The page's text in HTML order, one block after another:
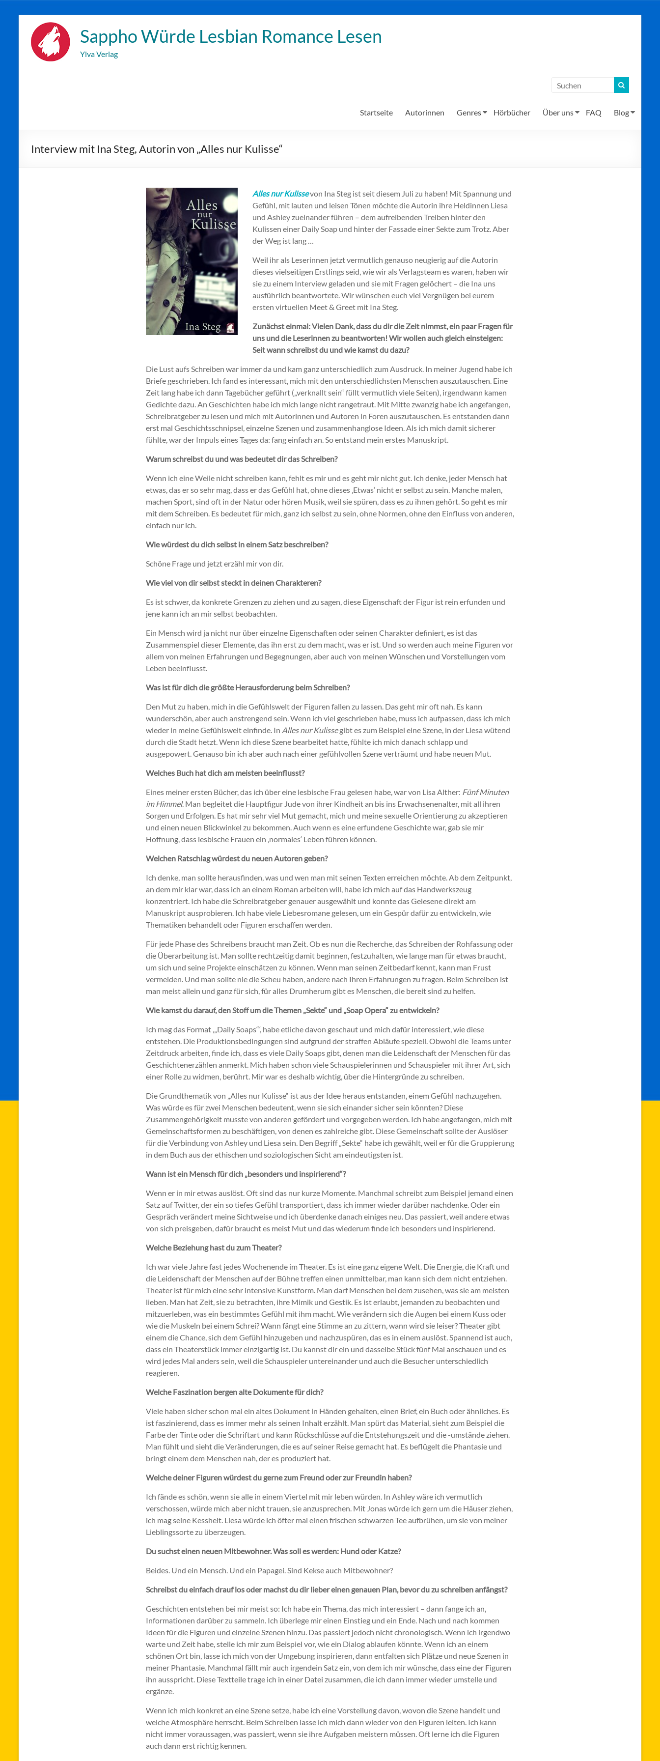
Inhalt
wechseln
Sappho Würde Lesbian Romance Lesen
Ylva Verlag
Startseite Autorinnen Genres Hörbücher Über uns FAQ Blog
Interview mit Ina Steg, Autorin von „Alles nur Kulisse“
Alles nur Kulissevon Ina Steg ist seit diesem Juli zu haben! Mit Spannung und
Gefühl, mit lauten und leisen Tönen möchte die Autorin ihre Heldinnen Liesa
und Ashley zueinander führen – dem aufreibenden Treiben hinter den
Kulissen einer Daily Soap und hinter der Fassade einer Sekte zum Trotz. Aber
der Weg ist lang …
Weil ihr als Leserinnen jetzt vermutlich genauso neugierig auf die Autorin
dieses vielseitigen Erstlings seid, wie wir als Verlagsteam es waren, haben wir
sie zu einem Interview geladen und sie mit Fragen gelöchert – die Ina uns
ausführlich beantwortete. Wir wünschen euch viel Vergnügen bei eurem
ersten virtuellen Meet & Greet mit Ina Steg.
Zunächst einmal: Vielen Dank, dass du dir die Zeit nimmst, ein paar Fragen für
uns und die Leserinnen zu beantworten! Wir wollen auch gleich einsteigen:
Seit wann schreibst du und wie kamst du dazu?
Die Lust aufs Schreiben war immer da und kam ganz unterschiedlich zum Ausdruck. In meiner Jugend habe ich
Briefe geschrieben. Ich fand es interessant, mich mit den unterschiedlichsten Menschen auszutauschen. Eine
Zeit lang habe ich dann Tagebücher geführt („verknallt sein“ füllt vermutlich viele Seiten), irgendwann kamen
Gedichte dazu. An Geschichten habe ich mich lange nicht rangetraut. Mit Mitte zwanzig habe ich angefangen,
Schreibratgeber zu lesen und mich mit Autorinnen und Autoren in Foren auszutauschen. Es entstanden dann
erst mal Geschichtsschnipsel, einzelne Szenen und zusammenhanglose Ideen. Als ich mich damit sicherer
fühlte, war der Impuls eines Tages da: fang einfach an. So entstand mein erstes Manuskript.
Warum schreibst du und was bedeutet dir das Schreiben?
Wenn ich eine Weile nicht schreiben kann, fehlt es mir und es geht mir nicht gut. Ich denke, jeder Mensch hat
etwas, das er so sehr mag, dass er das Gefühl hat, ohne dieses ‚Etwas‘ nicht er selbst zu sein. Manche malen,
machen Sport, sind oft in der Natur oder hören Musik, weil sie spüren, dass es zu ihnen gehört. So geht es mir
mit dem Schreiben. Es bedeutet für mich, ganz ich selbst zu sein, ohne Normen, ohne den Einfluss von anderen,
einfach nur ich.
Wie würdest du dich selbst in einem Satz beschreiben?
Schöne Frage und jetzt erzähl mir von dir.
Wie viel von dir selbst steckt in deinen Charakteren?
Es ist schwer, da konkrete Grenzen zu ziehen und zu sagen, diese Eigenschaft der Figur ist rein erfunden und
jene kann ich an mir selbst beobachten.
Ein Mensch wird ja nicht nur über einzelne Eigenschaften oder seinen Charakter definiert, es ist das
Zusammenspiel dieser Elemente, das ihn erst zu dem macht, was er ist. Und so werden auch meine Figuren vor
allem von meinen Erfahrungen und Begegnungen, aber auch von meinen Wünschen und Vorstellungen vom
Leben beeinflusst.
Was ist für dich die größte Herausforderung beim Schreiben?
Den Mut zu haben, mich in die Gefühlswelt der Figuren fallen zu lassen. Das geht mir oft nah. Es kann
wunderschön, aber auch anstrengend sein. Wenn ich viel geschrieben habe, muss ich aufpassen, dass ich mich
wieder in meine Gefühlswelt einfinde. In Alles nur Kulissegibt es zum Beispiel eine Szene, in der Liesa wütend
durch die Stadt hetzt. Wenn ich diese Szene bearbeitet hatte, fühlte ich mich danach schlapp und
ausgepowert. Genauso bin ich aber auch nach einer gefühlvollen Szene verträumt und habe neuen Mut.
Welches Buch hat dich am meisten beeinflusst?
Eines meiner ersten Bücher, das ich über eine lesbische Frau gelesen habe, war von Lisa Alther: Fünf Minuten
im Himmel. Man begleitet die Hauptfigur Jude von ihrer Kindheit an bis ins Erwachsenenalter, mit all ihren
Sorgen und Erfolgen. Es hat mir sehr viel Mut gemacht, mich und meine sexuelle Orientierung zu akzeptieren
und einen neuen Blickwinkel zu bekommen. Auch wenn es eine erfundene Geschichte war, gab sie mir
Hoffnung, dass lesbische Frauen ein ‚normales‘ Leben führen können.
Welchen Ratschlag würdest du neuen Autoren geben?
Ich denke, man sollte herausfinden, was und wen man mit seinen Texten erreichen möchte. Ab dem Zeitpunkt,
an dem mir klar war, dass ich an einem Roman arbeiten will, habe ich mich auf das Handwerkszeug
konzentriert. Ich habe die Schreibratgeber genauer ausgewählt und konnte das Gelesene direkt am
Manuskript ausprobieren. Ich habe viele Liebesromane gelesen, um ein Gespür dafür zu entwickeln, wie
Thematiken behandelt oder Figuren erschaffen werden.
Für jede Phase des Schreibens braucht man Zeit. Ob es nun die Recherche, das Schreiben der Rohfassung oder
die Überarbeitung ist. Man sollte rechtzeitig damit beginnen, festzuhalten, wie lange man für etwas braucht,
um sich und seine Projekte einschätzen zu können. Wenn man seinen Zeitbedarf kennt, kann man Frust
vermeiden. Und man sollte nie die Scheu haben, andere nach Ihren Erfahrungen zu fragen. Beim Schreiben ist
man meist allein und ganz für sich, für alles Drumherum gibt es Menschen, die bereit sind zu helfen.
Wie kamst du darauf, den Stoff um die Themen „Sekte“ und „Soap Opera“ zu entwickeln?
Ich mag das Format ‚„Daily Soaps“‘, habe etliche davon geschaut und mich dafür interessiert, wie diese
entstehen. Die Produktionsbedingungen sind aufgrund der straffen Abläufe speziell. Obwohl die Teams unter
Zeitdruck arbeiten, finde ich, dass es viele Daily Soaps gibt, denen man die Leidenschaft der Menschen für das
Geschichtenerzählen anmerkt. Mich haben schon viele Schauspielerinnen und Schauspieler mit ihrer Art, sich
einer Rolle zu widmen, berührt. Mir war es deshalb wichtig, über die Hintergründe zu schreiben.
Die Grundthematik von „Alles nur Kulisse“ ist aus der Idee heraus entstanden, einem Gefühl nachzugehen.
Was würde es für zwei Menschen bedeutent, wenn sie sich einander sicher sein könnten? Diese
Zusammengehörigkeit musste von anderen gefördert und vorgegeben werden. Ich habe angefangen, mich mit
Gemeinschaftsformen zu beschäftigen, von denen es zahlreiche gibt. Diese Gemeinschaft sollte der Auslöser
für die Verbindung von Ashley und Liesa sein. Den Begriff „Sekte“ habe ich gewählt, weil er für die Gruppierung
in dem Buch aus der ethischen und soziologischen Sicht am eindeutigsten ist.
Wann ist ein Mensch für dich „besonders und inspirierend“?
Wenn er in mir etwas auslöst. Oft sind das nur kurze Momente. Manchmal schreibt zum Beispiel jemand einen
Satz auf Twitter, der ein so tiefes Gefühl transportiert, dass ich immer wieder darüber nachdenke. Oder ein
Gespräch verändert meine Sichtweise und ich überdenke danach einiges neu. Das passiert, weil andere etwas
von sich preisgeben, dafür braucht es meist Mut und das wiederum finde ich besonders und inspirierend.
Welche Beziehung hast du zum Theater?
Ich war viele Jahre fast jedes Wochenende im Theater. Es ist eine ganz eigene Welt. Die Energie, die Kraft und
die Leidenschaft der Menschen auf der Bühne treffen einen unmittelbar, man kann sich dem nicht entziehen.
Theater ist für mich eine sehr intensive Kunstform. Man darf Menschen bei dem zusehen, was sie am meisten
lieben. Man hat Zeit, sie zu betrachten, ihre Mimik und Gestik. Es ist erlaubt, jemanden zu beobachten und
mitzuerleben, was ein bestimmtes Gefühl mit ihm macht. Wie verändern sich die Augen bei einem Kuss oder
wie die Muskeln bei einem Schrei? Wann fängt eine Stimme an zu zittern, wann wird sie leiser? Theater gibt
einem die Chance, sich dem Gefühl hinzugeben und nachzuspüren, das es in einem auslöst. Spannend ist auch,
dass ein Theaterstück immer einzigartig ist. Du kannst dir ein und dasselbe Stück fünf Mal anschauen und es
wird jedes Mal anders sein, weil die Schauspieler untereinander und auch die Besucher unterschiedlich
reagieren.
Welche Faszination bergen alte Dokumente für dich?
Viele haben sicher schon mal ein altes Dokument in Händen gehalten, einen Brief, ein Buch oder ähnliches. Es
ist faszinierend, dass es immer mehr als seinen Inhalt erzählt. Man spürt das Material, sieht zum Beispiel die
Farbe der Tinte oder die Schriftart und kann Rückschlüsse auf die Entstehungszeit und die -umstände ziehen.
Man fühlt und sieht die Veränderungen, die es auf seiner Reise gemacht hat. Es beflügelt die Phantasie und
bringt einem dem Menschen nah, der es produziert hat.
Welche deiner Figuren würdest du gerne zum Freund oder zur Freundin haben?
Ich fände es schön, wenn sie alle in einem Viertel mit mir leben würden. In Ashley wäre ich vermutlich
verschossen, würde mich aber nicht trauen, sie anzusprechen. Mit Jonas würde ich gern um die Häuser ziehen,
ich mag seine Kessheit. Liesa würde ich öfter mal einen frischen schwarzen Tee aufbrühen, um sie von meiner
Lieblingssorte zu überzeugen.
Du suchst einen neuen Mitbewohner. Was soll es werden: Hund oder Katze?
Beides. Und ein Mensch. Und ein Papagei. Sind Kekse auch Mitbewohner?
Schreibst du einfach drauf los oder machst du dir lieber einen genauen Plan, bevor du zu schreiben anfängst?
Geschichten entstehen bei mir meist so: Ich habe ein Thema, das mich interessiert – dann fange ich an,
Informationen darüber zu sammeln. Ich überlege mir einen Einstieg und ein Ende. Nach und nach kommen
Ideen für die Figuren und einzelne Szenen hinzu. Das passiert jedoch nicht chronologisch. Wenn ich irgendwo
warte und Zeit habe, stelle ich mir zum Beispiel vor, wie ein Dialog ablaufen könnte. Wenn ich an einem
schönen Ort bin, lasse ich mich von der Umgebung inspirieren, dann entfalten sich Plätze und neue Szenen in
meiner Phantasie. Manchmal fällt mir auch irgendein Satz ein, von dem ich mir wünsche, dass eine der Figuren
ihn ausspricht. Diese Textteile trage ich in einer Datei zusammen, die ich dann immer wieder umstelle und
ergänze.
Wenn ich mich konkret an eine Szene setze, habe ich eine Vorstellung davon, wovon die Szene handelt und
welche Atmosphäre herrscht. Beim Schreiben lasse ich mich dann wieder von den Figuren leiten. Ich kann
nicht immer voraussagen, was passiert, wenn sie ihre Aufgaben meistern müssen. Oft lerne ich die Figuren
auch dann erst richtig kennen.